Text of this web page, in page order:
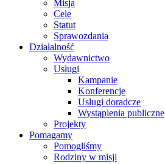
Misja
Cele
Statut
Sprawozdania
Działalność
Wydawnictwo
Usługi
Kampanie
Konferencje
Usługi doradcze
Wystąpienia publiczne
Projekty
Pomagamy
Pomogliśmy
Rodziny w misji